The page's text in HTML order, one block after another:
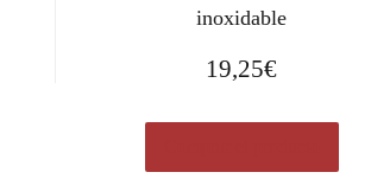
inoxidable
19,25€